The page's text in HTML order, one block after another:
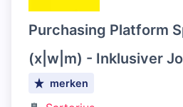
Purchasing Platform
(x|w|m) - Inklusiver
merken